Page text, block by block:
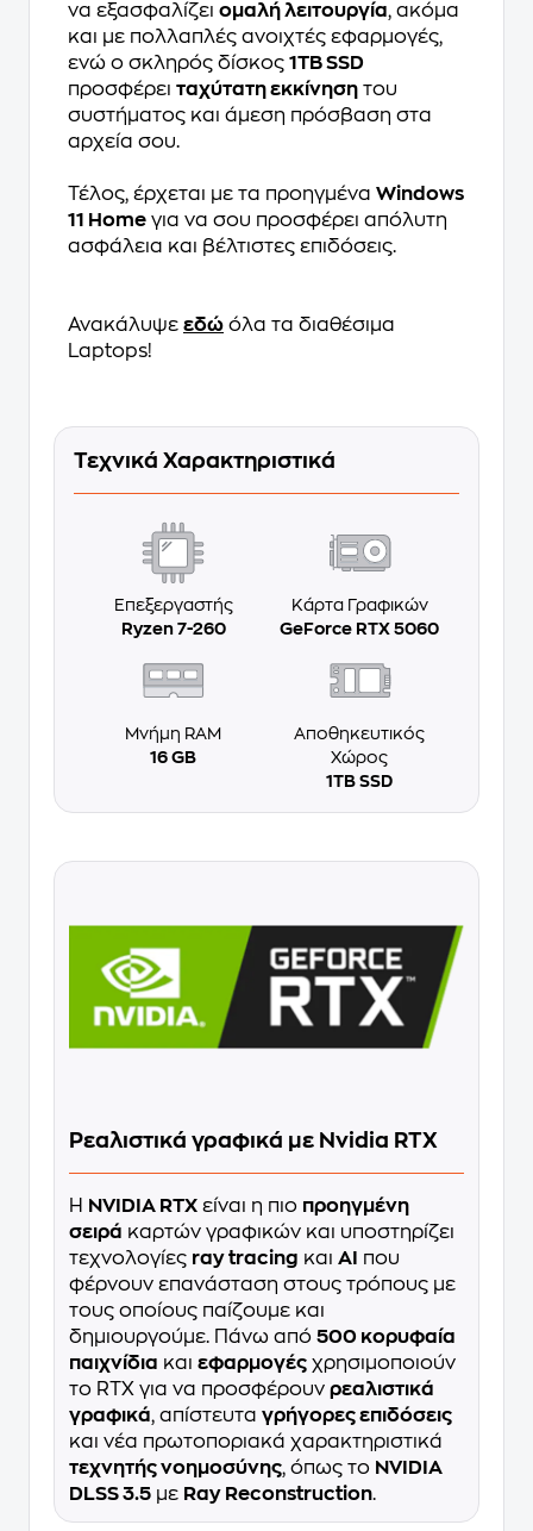
να εξασφαλίζει ομαλή λειτουργία, ακόμα
και με πολλαπλές ανοιχτές εφαρμογές,
ενώ ο σκληρός δίσκος 1TB SSD
προσφέρει ταχύτατη εκκίνηση του
συστήματος και άμεση πρόσβαση στα
αρχεία σου.
Τέλος, έρχεται με τα προηγμένα Windows
11 Home για να σου προσφέρει απόλυτη
ασφάλεια και βέλτιστες επιδόσεις.
Ανακάλυψε εδώ όλα τα διαθέσιμα
Laptops!
Τεχνικά Χαρακτηριστικά
Επεξεργαστής
Ryzen 7-260
Κάρτα Γραφικών
GeForce RTX 5060
Μνήμη RAM
16 GB
Αποθηκευτικός
Χώρος
1TB SSD
Ρεαλιστικά γραφικά με Nvidia RTX
Η NVIDIA RTX είναι η πιο προηγμένη
σειρά καρτών γραφικών και υποστηρίζει
τεχνολογίες ray tracing και AI
που
φέρνουν επανάσταση στους τρόπους με
τους οποίους παίζουμε και
δημιουργούμε. Πάνω από 500 κορυφαία
παιχνίδια και εφαρμογές χρησιμοποιούν
το RTX για να προσφέρουν ρεαλιστικά
γραφικά, απίστευτα γρήγορες επιδόσεις
και νέα πρωτοποριακά χαρακτηριστικά
τεχνητής νοημοσύνης, όπως το NVIDIA
DLSS 3.5 με Ray Reconstruction.